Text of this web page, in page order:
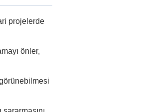
projelerde
önler,